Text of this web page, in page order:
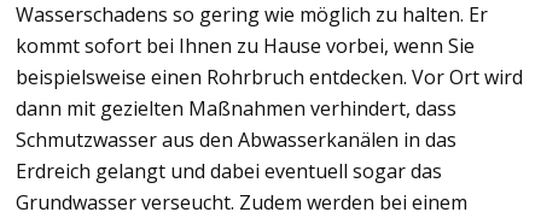
Wasserschadens so gering wie möglich zu halten. Er
kommt sofort bei Ihnen zu Hause vorbei, wenn Sie
beispielsweise einen Rohrbruch entdecken. Vor Ort wird
dann mit gezielten Maßnahmen verhindert, dass
Schmutzwasser aus den Abwasserkanälen in das
Erdreich gelangt und dabei eventuell sogar das
Grundwasser verseucht. Zudem werden bei einem